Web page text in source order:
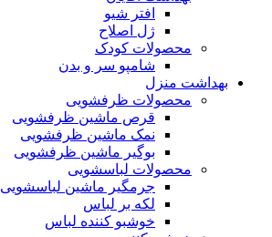
افتر شیو
ژل اصلاح
محصولات کودک
شامپو سر و بدن
بهداشت منزل
محصولات ظرفشویی
قرص ماشین ظرفشویی
نمک ماشین ظرفشویی
بوگیر ماشین ظرفشویی
محصولات لباسشویی
جرمگیر ماشین لباسشویی
لکه بر لباس
خوشبو کننده لباس